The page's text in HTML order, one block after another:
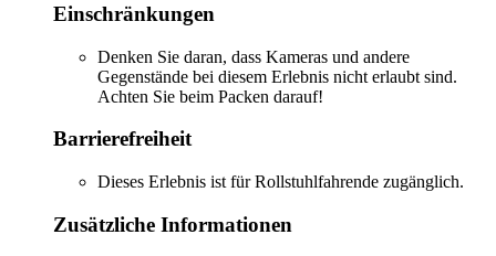
Einschränkungen
Denken Sie daran, dass Kameras und andere
Gegenstände bei diesem Erlebnis nicht erlaubt sind.
Achten Sie beim Packen darauf!
Barrierefreiheit
Dieses Erlebnis ist für Rollstuhlfahrende zugänglich.
Zusätzliche Informationen